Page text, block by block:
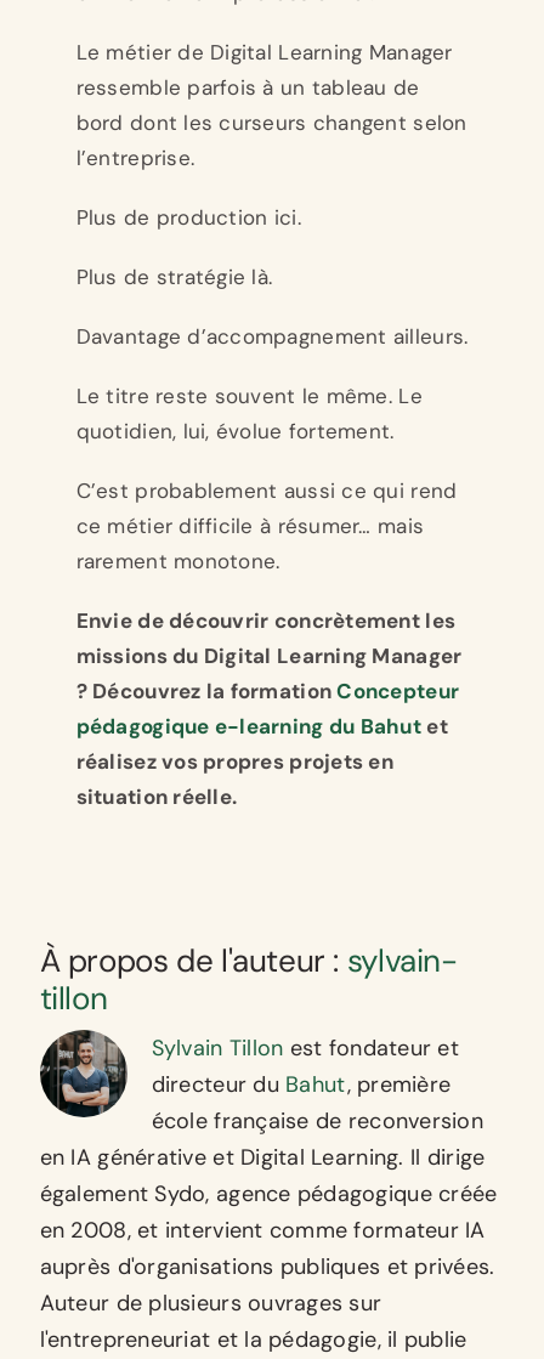
Le métier de Digital Learning Manager
ressemble parfois à un tableau de
bord dont les curseurs changent selon
l’entreprise.
Plus de production ici.
Plus de stratégie là.
Davantage d’accompagnement ailleurs.
Le titre reste souvent le même. Le
quotidien, lui, évolue fortement.
C’est probablement aussi ce qui rend
ce métier difficile à résumer… mais
rarement monotone.
Envie de découvrir concrètement les
missions du Digital Learning Manager
? Découvrez la formationConcepteur
pédagogique e-learning du Bahut et
réalisez vos propres projets en
situation réelle.
À propos de l'auteur : sylvain-
tillon
Sylvain Tillon est fondateur et
directeur du Bahut, première
école française de reconversion
en IA générative et Digital Learning. Il dirige
également Sydo, agence pédagogique créée
en 2008, et intervient comme formateur IA
auprès d'organisations publiques et privées.
Auteur de plusieurs ouvrages sur
l'entrepreneuriat et la pédagogie, il publie